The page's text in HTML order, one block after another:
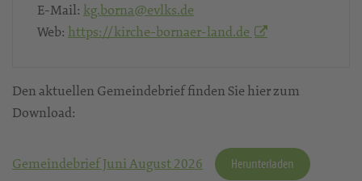
E-Mail: kg.borna@evlks.de
Web: https://kirche-bornaer-land.de
Den aktuellen Gemeindebrief finden Sie hier zum
Download:
Gemeindebrief Juni August 2026 Herunterladen